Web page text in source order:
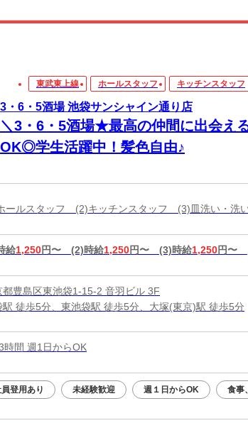
東武東上線 ホールスタッフ キッチンスタッフ
3・6・5酒場 池袋サンシャイン通り店
＼3・6・5酒場★最高の仲間に出会え
OK◎学生活躍中！髪色自由♪
ールスタッフ (2)キッチンスタッフ (3)皿洗い・洗
給1,250円〜 (2)時給1,250円〜 (3)時給1,250円〜
都豊島区東池袋1-15-2 音羽ビル 3F
駅 徒歩5分、東池袋駅 徒歩5分、大塚(東京)駅 徒歩5分
時間 週1日からOK
登用あり 未経験歓迎 週１日からOK 食事